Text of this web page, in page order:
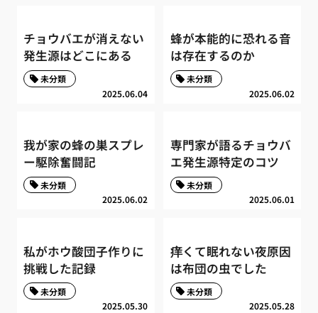
チョウバエが消えない
発生源はどこにある
2025.06.04
未分類
蜂が本能的に恐れる音
は存在するのか
2025.06.02
未分類
我が家の蜂の巣スプレ
ー駆除奮闘記
2025.06.02
未分類
専門家が語るチョウバ
エ発生源特定のコツ
2025.06.01
未分類
私がホウ酸団子作りに
挑戦した記録
2025.05.30
未分類
痒くて眠れない夜原因
は布団の虫でした
2025.05.28
未分類